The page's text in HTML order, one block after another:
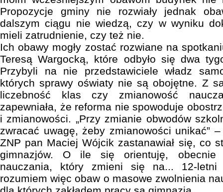
Propozycje gminy nie rozwiały jednak
dalszym ciągu nie wiedzą, czy w wyniku
mieli zatrudnienie, czy też nie.
Ich obawy mogły zostać rozwiane na
Teresą Wargocką, które odbyło się dwa
Przybyli na nie przedstawiciele władz
których sprawy oświaty nie są obojętne. Z
liczebność klas czy zmianowość
zapewniała, że reforma nie spowoduje
i zmianowości. „Przy zmianie obwodów
zwracać uwagę, żeby zmianowości unikać” –
ZNP pan Maciej Wójcik zastanawiał się, co
gimnazjów. O ile się orientuję, obecnie
nauczania, który zmieni się na... 12-letni
rozumiem więc obaw o masowe zwolnienia